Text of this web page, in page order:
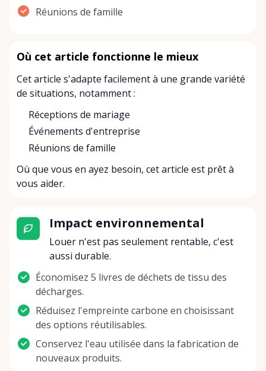
Réunions de famille
Où cet article fonctionne le mieux
Cet article s'adapte facilement à une grande variété
de situations, notamment :
Réceptions de mariage
Événements d'entreprise
Réunions de famille
Où que vous en ayez besoin, cet article est prêt à
vous aider.
Impact environnemental
Louer n'est pas seulement rentable, c'est
aussi durable.
Économisez 5 livres de déchets de tissu des
décharges.
Réduisez l'empreinte carbone en choisissant
des options réutilisables.
Conservez l'eau utilisée dans la fabrication de
nouveaux produits.